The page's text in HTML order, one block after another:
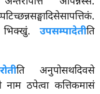
भिक्खुं. उपसम्पादेतीति
ति अनुपोसथदिवसे
नाम ठपेत्वा कत्तिकमासं